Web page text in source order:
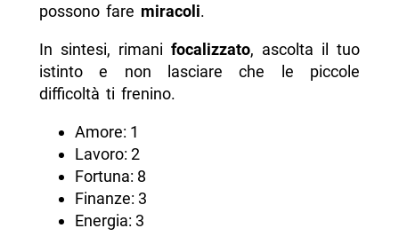
possono fare miracoli.
In sintesi, rimani focalizzato, ascolta il tuo
istinto e non lasciare che le piccole
difficoltà ti frenino.
Amore: 1
Lavoro: 2
Fortuna: 8
Finanze: 3
Energia: 3